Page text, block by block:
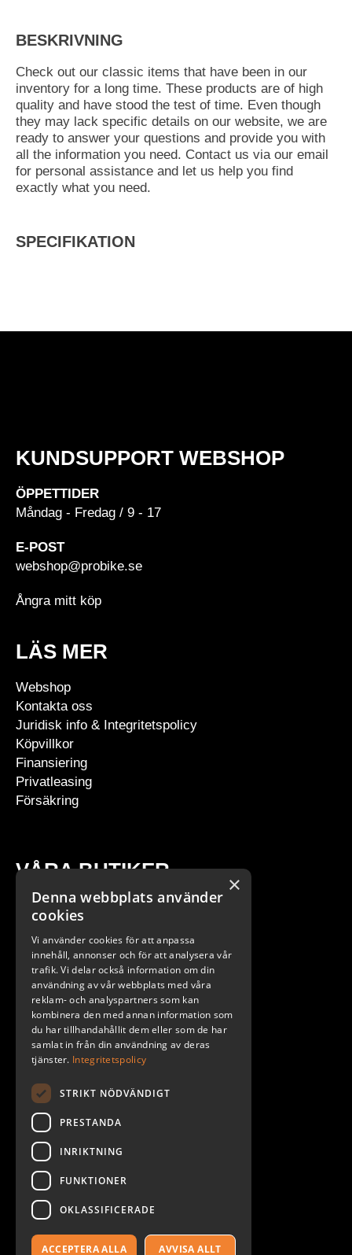
BESKRIVNING
Check out our classic items that have been in our
inventory for a long time. These products are of high
quality and have stood the test of time. Even though
they may lack specific details on our website, we are
ready to answer your questions and provide you with
all the information you need. Contact us via our email
for personal assistance and let us help you find
exactly what you need.
SPECIFIKATION
KUNDSUPPORT WEBSHOP
ÖPPETTIDER
Måndag - Fredag / 9 - 17
E-POST
webshop@probike.se
Ångra mitt köp
LÄS MER
Webshop
Kontakta oss
Juridisk info & Integritetspolicy
Köpvillkor
Finansiering
Privatleasing
Försäkring
VÅRA BUTIKER
Stockholm
Göteborg
Malmö
2026. ALL RIGHTS RESERVED.
POWERED BY EMPORI CMS
×
Denna webbplats använder
cookies
Vi använder cookies för att anpassa
innehåll, annonser och för att analysera vår
trafik. Vi delar också information om din
användning av vår webbplats med våra
reklam- och analyspartners som kan
kombinera den med annan information som
du har tillhandahållit dem eller som de har
samlat in från din användning av deras
tjänster. Integritetspolicy
STRIKT NÖDVÄNDIGT
PRESTANDA
INRIKTNING
FUNKTIONER
OKLASSIFICERADE
ACCEPTERA ALLA AVVISA ALLT